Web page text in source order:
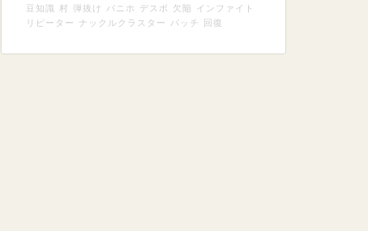
豆知識 村 弾抜け バニホ デスボ 欠陥
インファイト
リピーター
ナックルクラスター パッチ 回復